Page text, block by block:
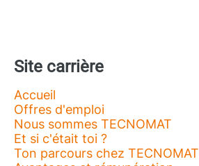
Site carrière
Accueil
Offres d'emploi
Nous sommes TECNOMAT
Et si c'était toi ?
Ton parcours chez TECNOMAT